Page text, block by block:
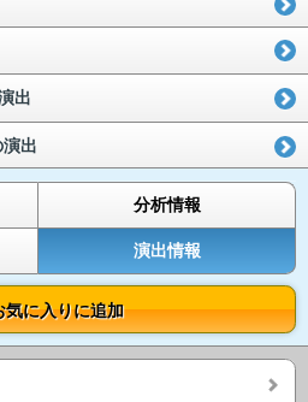
出
出
分析情報
演出情報
気に入りに追加